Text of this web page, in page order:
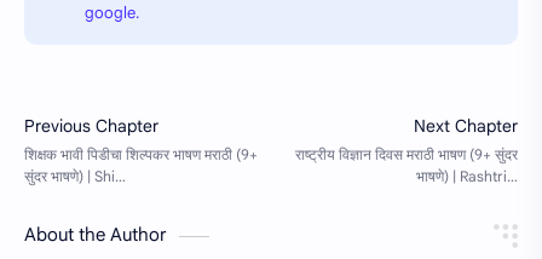
google.
About the Author